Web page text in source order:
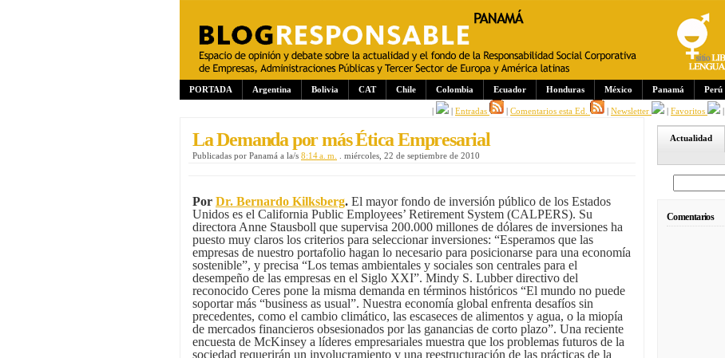
PORTADA Argentina Bolivia CAT Chile Colombia Ecuador Honduras México Panamá Perú
| | Entradas | Comentarios esta Ed. | Newsletter | Favoritos |
La Demanda por más Ética Empresarial
Publicadas por Panamá a la/s 8:14 a. m. miércoles, 22 de septiembre de 2010
Por Dr. Bernardo Kilksberg. El mayor fondo de inversión público de los Estados
Unidos es el California Public Employees’ Retirement System (CALPERS). Su
directora Anne Stausboll que supervisa 200.000 millones de dólares de inversiones ha
puesto muy claros los criterios para seleccionar inversiones: “Esperamos que las
empresas de nuestro portafolio hagan lo necesario para posicionarse para una economía
sostenible”, y precisa “Los temas ambientales y sociales son centrales para el
desempeño de las empresas en el Siglo XXI”. Mindy S. Lubber directivo del
reconocido Ceres pone la misma demanda en términos históricos “El mundo no puede
soportar más “business as usual”. Nuestra economía global enfrenta desafíos sin
precedentes, como el cambio climático, las escaseces de alimentos y agua, o la miopía
de mercados financieros obsesionados por las ganancias de corto plazo”. Una reciente
encuesta de McKinsey a líderes empresariales muestra que los problemas futuros de la
sociedad requerirán un involucramiento y una reestructuración de las prácticas de la
Actualidad
Comentarios